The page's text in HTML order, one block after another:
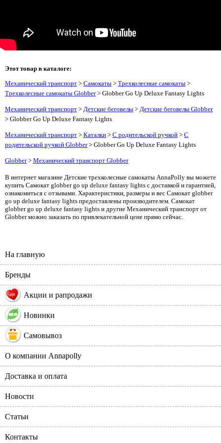
Этот товар в каталоге:
Механический транспорт > Самокаты > Трехколесные самокаты >
Трехколесные самокаты Globber> Globber Go Up Deluxe Fantasy Lights
Механический транспорт > Детские беговелы > Детские беговелы Globber
> Globber Go Up Deluxe Fantasy Lights
Механический транспорт > Каталки > С родительской ручкой > С
родительской ручкой Globber> Globber Go Up Deluxe Fantasy Lights
Globber> Механический транспорт Globber
В интернет магазине Детские трехколесные самокаты AnnaPolly вы можете
купить Самокат globber go up deluxe fantasy lights с доставкой и гарантией,
ознакомиться с отзывами. Характеристики, размеры и вес Самокат globber
go up deluxe fantasy lights предоставлены производителем. Самокат
globber go up deluxe fantasy lights и другие Механический транспорт от
Globber можно заказать по привлекательной цене прямо сейчас.
На главную
Бренды
% Акции и рапродажи
Новинки
Самовывоз
О компании Annapolly
Доставка и оплата
Новости
Статьи
Контакты